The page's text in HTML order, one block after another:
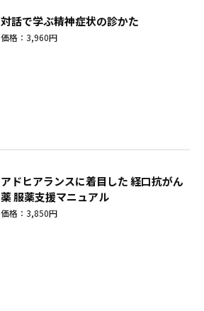
対話で学ぶ精神症状の診かた
価格：3,960円
アドヒアランスに着目した 経口抗がん
薬 服薬支援マニュアル
価格：3,850円